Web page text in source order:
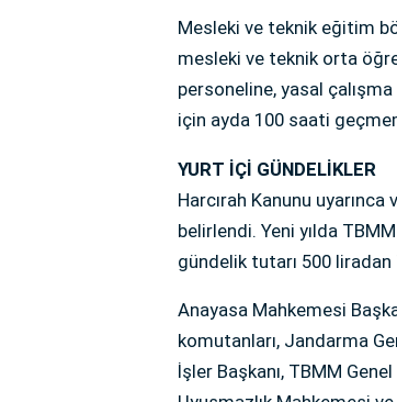
Mesleki ve teknik eğitim
mesleki ve teknik orta
personeline, yasal
için ayda 100 saati
YURT İÇİ GÜNDELİKLER
Harcırah Kanunu
belirlendi. Yeni yılda
gündelik tutarı 500
Anayasa Mahkemesi
komutanları, Jandarma
İşler Başkanı, TBMM